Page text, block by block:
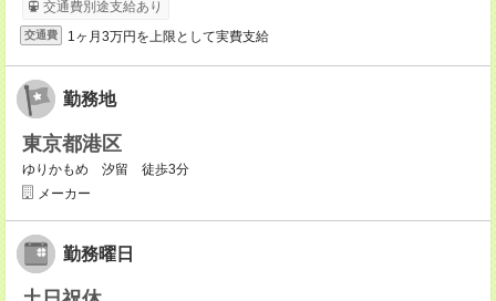
交通費別途支給あり
交通費 1ヶ月3万円を上限として実費支給
勤務地
東京都港区
ゆりかもめ 汐留 徒歩3分
メーカー
勤務曜日